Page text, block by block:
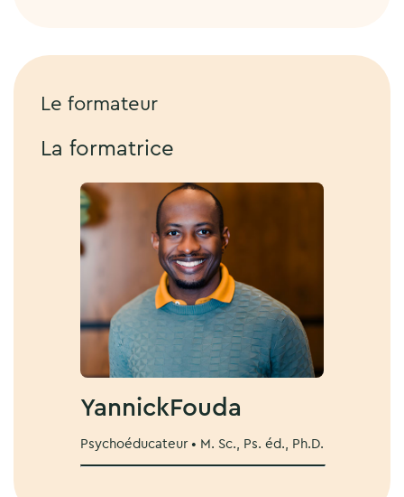
Le formateur
La formatrice
YannickFouda
Psychoéducateur • M. Sc., Ps. éd., Ph.D.